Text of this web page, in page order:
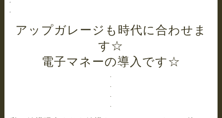
.
アップガレージも時代に合わせま
す☆
電子マネーの導入です☆
.
.
.
.